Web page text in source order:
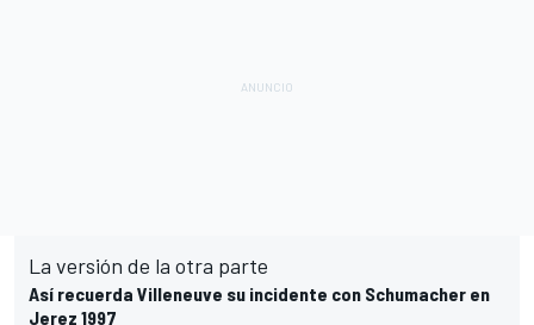
La versión de la otra parte
Así recuerda Villeneuve su incidente con Schumacher en
Jerez 1997